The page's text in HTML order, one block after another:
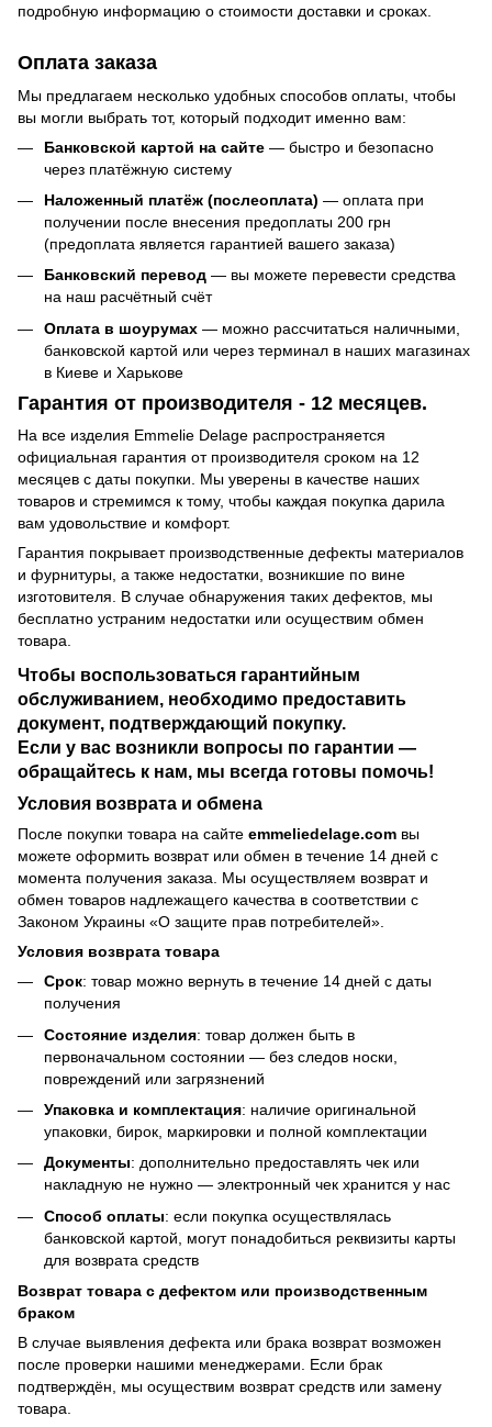
подробную информацию о стоимости доставки и сроках.
Оплата заказа
Мы предлагаем несколько удобных способов оплаты, чтобы
вы могли выбрать тот, который подходит именно вам:
Банковской картой на сайте — быстро и безопасно
через платёжную систему
Наложенный платёж (послеоплата) — оплата при
получении после внесения предоплаты 200 грн
(предоплата является гарантией вашего заказа)
Банковский перевод — вы можете перевести средства
на наш расчётный счёт
Оплата в шоурумах — можно рассчитаться наличными,
банковской картой или через терминал в наших магазинах
в Киеве и Харькове
Гарантия от производителя - 12 месяцев.
На все изделия Emmelie Delage распространяется
официальная гарантия от производителя сроком на 12
месяцев с даты покупки. Мы уверены в качестве наших
товаров и стремимся к тому, чтобы каждая покупка дарила
вам удовольствие и комфорт.
Гарантия покрывает производственные дефекты материалов
и фурнитуры, а также недостатки, возникшие по вине
изготовителя. В случае обнаружения таких дефектов, мы
бесплатно устраним недостатки или осуществим обмен
товара.
Чтобы воспользоваться гарантийным
обслуживанием, необходимо предоставить
документ, подтверждающий покупку.
Если у вас возникли вопросы по гарантии —
обращайтесь к нам, мы всегда готовы помочь!
Условия возврата и обмена
После покупки товара на сайте emmeliedelage.com вы
можете оформить возврат или обмен в течение 14 дней с
момента получения заказа. Мы осуществляем возврат и
обмен товаров надлежащего качества в соответствии с
Законом Украины «О защите прав потребителей».
Условия возврата товара
Срок: товар можно вернуть в течение 14 дней с даты
получения
Состояние изделия: товар должен быть в
первоначальном состоянии — без следов носки,
повреждений или загрязнений
Упаковка и комплектация: наличие оригинальной
упаковки, бирок, маркировки и полной комплектации
Документы: дополнительно предоставлять чек или
накладную не нужно — электронный чек хранится у нас
Способ оплаты: если покупка осуществлялась
банковской картой, могут понадобиться реквизиты карты
для возврата средств
Возврат товара с дефектом или производственным
браком
В случае выявления дефекта или брака возврат возможен
после проверки нашими менеджерами. Если брак
подтверждён, мы осуществим возврат средств или замену
товара.